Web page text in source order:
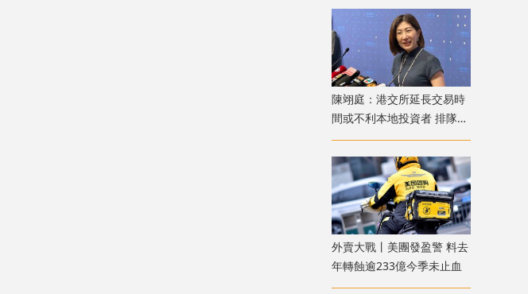
陳翊庭：港交所延長交易時
間或不利本地投資者 排隊上
市公司數量創新高
外賣大戰丨美團發盈警 料去
年轉蝕逾233億今季未止血